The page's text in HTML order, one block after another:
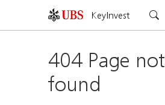
KeyInvest
404 Page not
found